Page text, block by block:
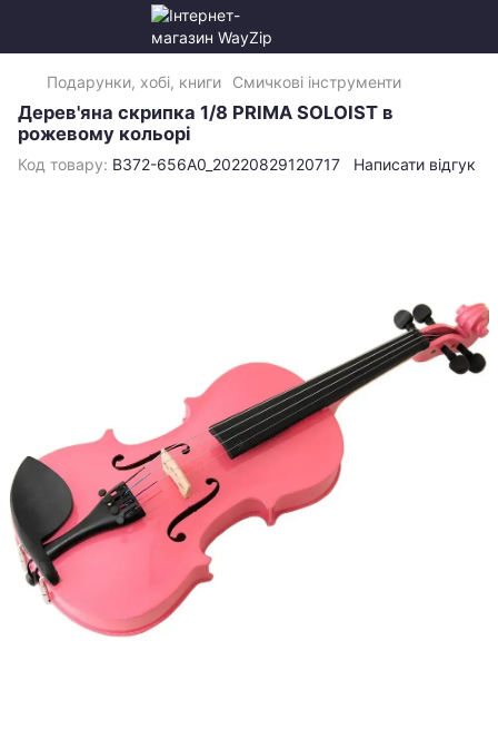
Подарунки, хобі, книги Смичкові інструменти
Дерев'яна скрипка 1/8 PRIMA SOLOIST в
рожевому кольорі
Код товару: B372-656A0_20220829120717 Написати відгук